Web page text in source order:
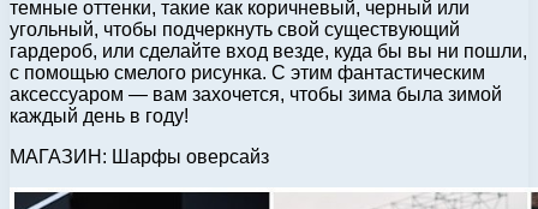
темные оттенки, такие как коричневый, черный или
угольный, чтобы подчеркнуть свой существующий
гардероб, или сделайте вход везде, куда бы вы ни пошли,
с помощью смелого рисунка. С этим фантастическим
аксессуаром — вам захочется, чтобы зима была зимой
каждый день в году!
МАГАЗИН: Шарфы оверсайз